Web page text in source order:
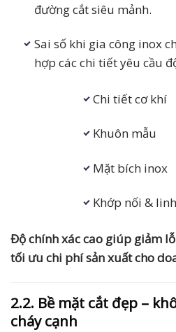
đường cắt siêu mảnh.
Sai số khi gia công inox
hợp các chi tiết yêu cầu
Chi tiết cơ khí
Khuôn mẫu
Mặt bích inox
Khớp nối &
Độ chính xác cao giúp giảm
tối ưu chi phí sản xuất cho
2.2. Bề mặt cắt đẹp –
cháy cạnh